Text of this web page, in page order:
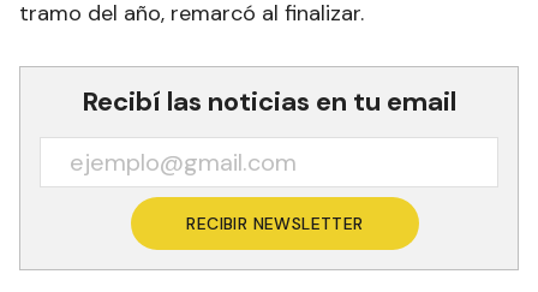
tramo del año, remarcó al finalizar.
Recibí las noticias en tu email
RECIBIR NEWSLETTER